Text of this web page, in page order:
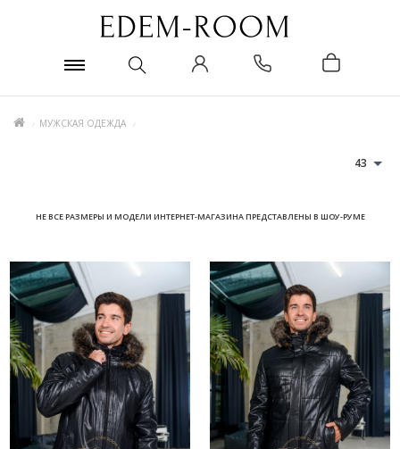
МУЖСКАЯ ОДЕЖДА
НЕ ВСЕ РАЗМЕРЫ И МОДЕЛИ ИНТЕРНЕТ-МАГАЗИНА ПРЕДСТАВЛЕНЫ В ШОУ-РУМЕ
43